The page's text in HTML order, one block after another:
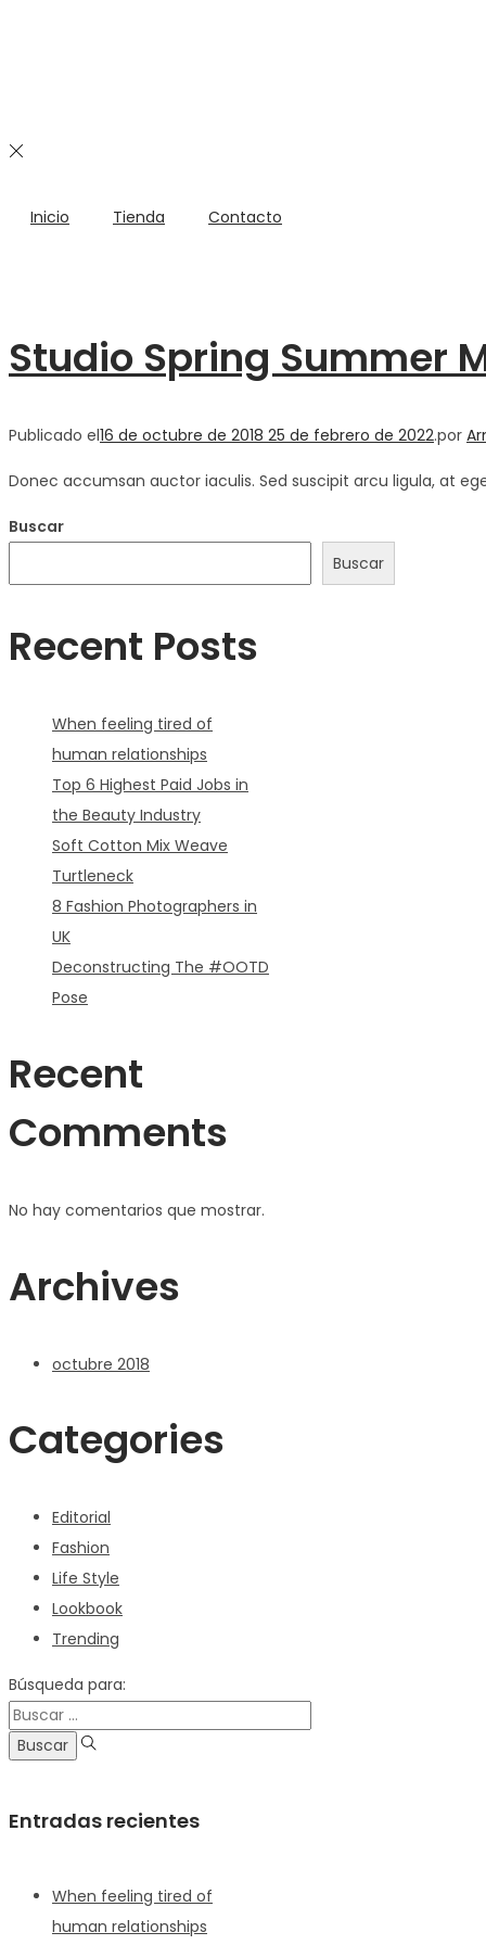
Inicio Tienda Contacto
Studio Spring Summer
Publicado el16 de octubre de 2018 25 de febrero de 2022.por
Donec accumsan auctor iaculis. Sed suscipit arcu ligula, at
Buscar
Buscar
Recent Posts
When feeling tired of
human relationships
Top 6 Highest Paid Jobs in
the Beauty Industry
Soft Cotton Mix Weave
Turtleneck
8 Fashion Photographers in
UK
Deconstructing The #OOTD
Pose
Recent
Comments
No hay comentarios que mostrar.
Archives
octubre 2018
Categories
Editorial
Fashion
Life Style
Lookbook
Trending
Búsqueda para:
Entradas recientes
When feeling tired of
human relationships